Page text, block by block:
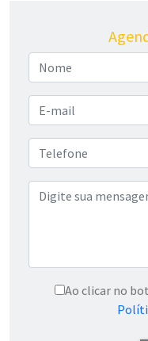
Ao clicar no